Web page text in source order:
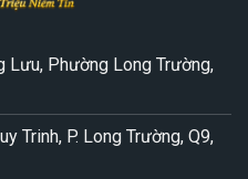
Lưu, Phường Long Trường,
Trinh, P. Long Trường, Q9,